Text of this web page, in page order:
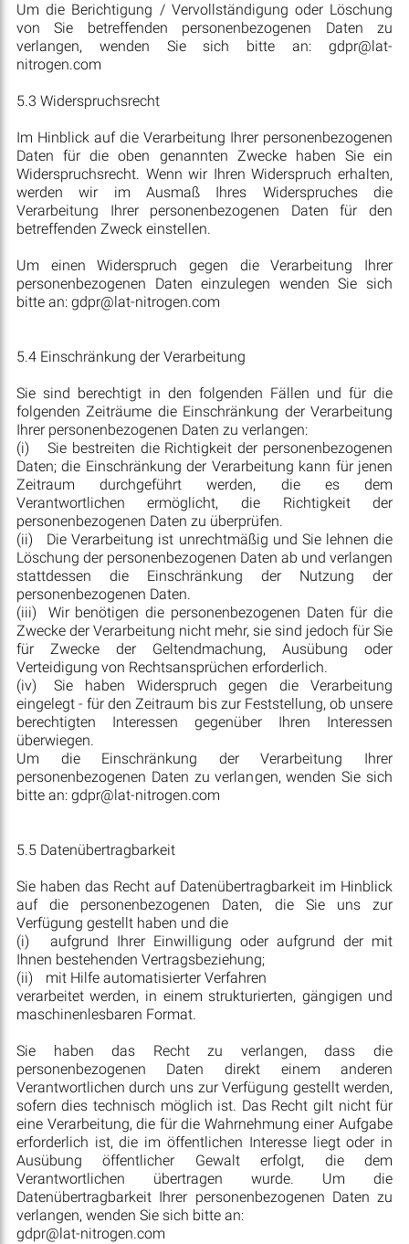
Um die Berichtigung / Vervollständigung oder Löschung
von Sie betreffenden personenbezogenen Daten zu
verlangen, wenden Sie sich bitte an:gdpr@lat-
nitrogen.com
5.3 Widerspruchsrecht
Im Hinblick auf die Verarbeitung Ihrer personenbezogenen
Daten für die oben genannten Zwecke haben Sie ein
Widerspruchsrecht. Wenn wir Ihren Widerspruch erhalten,
werden wir im Ausmaß Ihres Widerspruches die
Verarbeitung Ihrer personenbezogenen Daten für den
betreffenden Zweck einstellen.
Um einen Widerspruch gegen die Verarbeitung Ihrer
personenbezogenen Daten einzulegen wenden Sie sich
bitte an: gdpr@lat-nitrogen.com
5.4 Einschränkung der Verarbeitung
Sie sind berechtigt in den folgenden Fällen und für die
folgenden Zeiträume die Einschränkung der Verarbeitung
Ihrer personenbezogenen Daten zu verlangen:
(i)
Sie bestreiten die Richtigkeit der personenbezogenen
Daten; die Einschränkung der Verarbeitung kann für jenen
Zeitraum durchgeführt werden, die es dem
Verantwortlichen ermöglicht, die Richtigkeit der
personenbezogenen Daten zu überprüfen.
(ii)
Die Verarbeitung ist unrechtmäßig und Sie lehnen die
Löschung der personenbezogenen Daten ab und verlangen
stattdessen die Einschränkung der Nutzung der
personenbezogenen Daten.
(iii)
Wir benötigen die personenbezogenen Daten für die
Zwecke der Verarbeitung nicht mehr, sie sind jedoch für Sie
für Zwecke der Geltendmachung, Ausübung oder
Verteidigung von Rechtsansprüchen erforderlich.
(iv)
Sie haben Widerspruch gegen die Verarbeitung
eingelegt - für den Zeitraum bis zur Feststellung, ob unsere
berechtigten Interessen gegenüber Ihren Interessen
überwiegen.
Um die Einschränkung der Verarbeitung Ihrer
personenbezogenen Daten zu verlangen, wenden Sie sich
bitte an: gdpr@lat-nitrogen.com
5.5 Datenübertragbarkeit
Sie haben das Recht auf Datenübertragbarkeit im Hinblick
auf die personenbezogenen Daten, die Sie uns zur
Verfügung gestellt haben und die
(i)
aufgrund Ihrer Einwilligung oder aufgrund der mit
Ihnen bestehenden Vertragsbeziehung;
(ii)
mit Hilfe automatisierter Verfahren
verarbeitet werden, in einem strukturierten, gängigen und
maschinenlesbaren Format.
Sie haben das Recht zu verlangen, dass die
personenbezogenen Daten direkt einem anderen
Verantwortlichen durch uns zur Verfügung gestellt werden,
sofern dies technisch möglich ist. Das Recht gilt nicht für
eine Verarbeitung, die für die Wahrnehmung einer Aufgabe
erforderlich ist, die im öffentlichen Interesse liegt oder in
Ausübung öffentlicher Gewalt erfolgt, die dem
Verantwortlichen übertragen wurde. Um die
Datenübertragbarkeit Ihrer personenbezogenen Daten zu
verlangen, wenden Sie sich bitte an:
gdpr@lat-nitrogen.com